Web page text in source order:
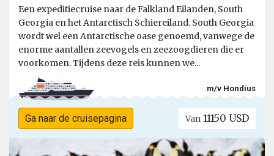
Een expeditiecruise naar de Falkland Eilanden, South
Georgia en het Antarctisch Schiereiland. South Georgia
wordt wel een Antarctische oase genoemd, vanwege de
enorme aantallen zeevogels en zeezoogdieren die er
voorkomen. Tijdens deze reis kunnen we...
m/v Hondius
Ga naar de cruisepagina Van 11150 USD